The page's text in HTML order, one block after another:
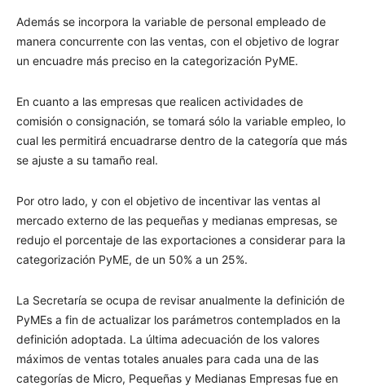
Además se incorpora la variable de personal empleado de
manera concurrente con las ventas, con el objetivo de lograr
un encuadre más preciso en la categorización PyME.
En cuanto a las empresas que realicen actividades de
comisión o consignación, se tomará sólo la variable empleo, lo
cual les permitirá encuadrarse dentro de la categoría que más
se ajuste a su tamaño real.
Por otro lado, y con el objetivo de incentivar las ventas al
mercado externo de las pequeñas y medianas empresas, se
redujo el porcentaje de las exportaciones a considerar para la
categorización PyME, de un 50% a un 25%.
La Secretaría se ocupa de revisar anualmente la definición de
PyMEs a fin de actualizar los parámetros contemplados en la
definición adoptada. La última adecuación de los valores
máximos de ventas totales anuales para cada una de las
categorías de Micro, Pequeñas y Medianas Empresas fue en